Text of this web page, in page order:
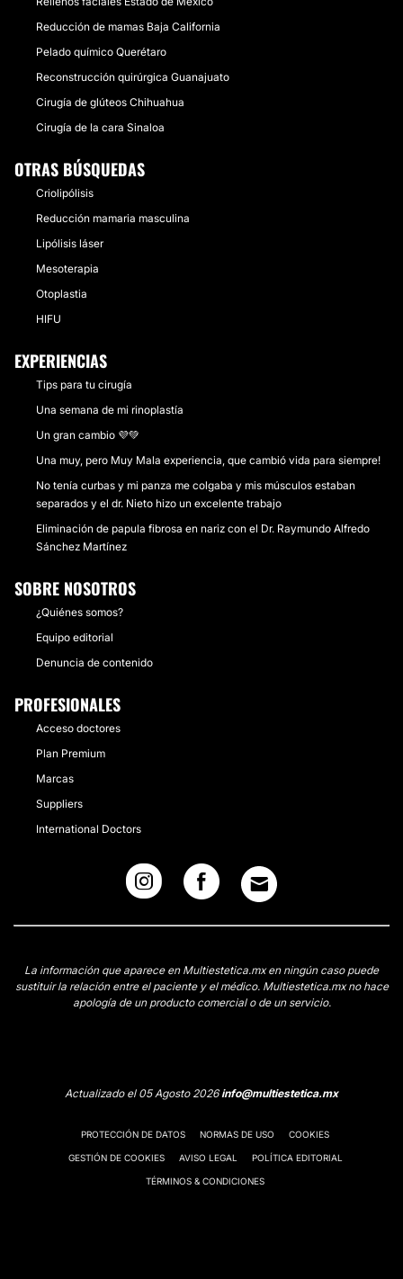
Reducción de mamas Baja California
Pelado químico Querétaro
Reconstrucción quirúrgica Guanajuato
Cirugía de glúteos Chihuahua
Cirugía de la cara Sinaloa
OTRAS BÚSQUEDAS
Criolipólisis
Reducción mamaria masculina
Lipólisis láser
Mesoterapia
Otoplastia
HIFU
EXPERIENCIAS
Tips para tu cirugía
Una semana de mi rinoplastía
Un gran cambio 💜💚
Una muy, pero Muy Mala experiencia, que cambió vida para siempre!
No tenía curbas y mi panza me colgaba y mis músculos estaban
separados y el dr. Nieto hizo un excelente trabajo
Eliminación de papula fibrosa en nariz con el Dr. Raymundo Alfredo
Sánchez Martínez
SOBRE NOSOTROS
¿Quiénes somos?
Equipo editorial
Denuncia de contenido
PROFESIONALES
Acceso doctores
Plan Premium
Marcas
Suppliers
International Doctors
La información que aparece en Multiestetica.mx en ningún caso puede
sustituir la relación entre el paciente y el médico. Multiestetica.mx no hace
apología de un producto comercial o de un servicio.
Actualizado el 05 Agosto 2026info@multiestetica.mx
PROTECCIÓN DE DATOS NORMAS DE USO COOKIES
GESTIÓN DE COOKIES AVISO LEGAL POLÍTICA EDITORIAL
TÉRMINOS & CONDICIONES